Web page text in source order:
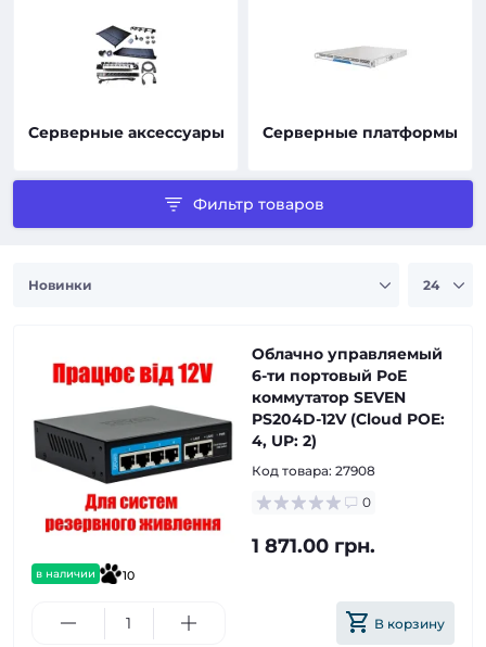
Серверные аксессуары Серверные платформы
Фильтр товаров
в наличии 10
Облачно управляемый
6-ти портовый PoE
коммутатор SEVEN
PS204D-12V (Cloud POE:
4, UP: 2)
Код товара: 27908
0
1 871.00 грн.
В корзину